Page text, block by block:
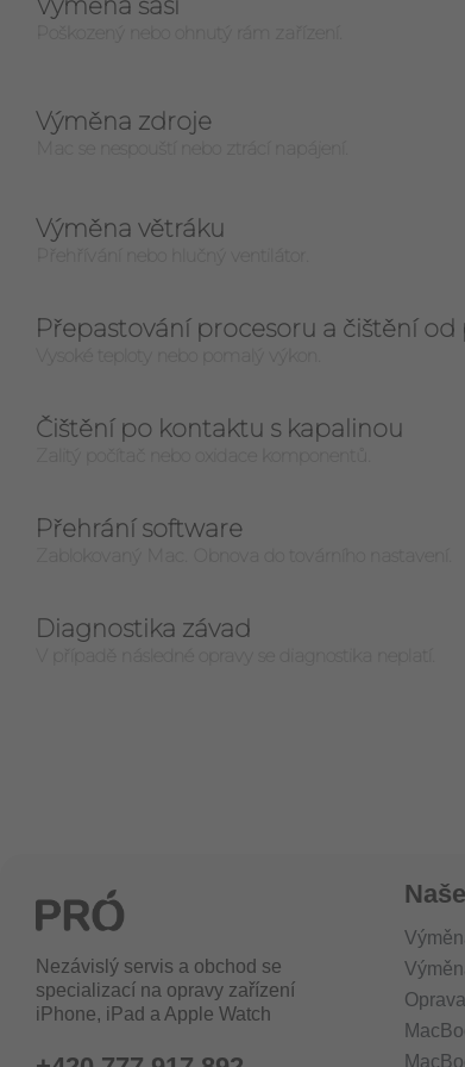
Výměna zdroje
Výměna větráku
Přepastování procesoru a čištění od
Čištění po kontaktu s kapalinou
Přehrání software
Diagnostika závad
Nezávislý servis a obchod se
specializací na opravy zařízení
iPhone, iPad a Apple Watch